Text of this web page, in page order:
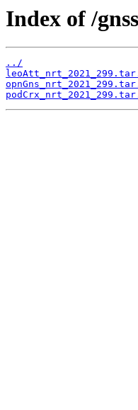
Index of /
../